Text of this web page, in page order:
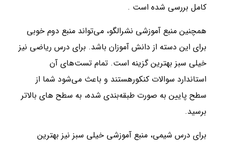
کامل بررسی شده است .
همچنین منبع آموزشی نشرالگو، می‌تواند منبع دوم خوبی
برای این دسته از دانش آموزان باشد. برای درس ریاضی نیز
خیلی سبز بهترین گزینه است. تمام تست‌های آن
استاندارد سوالات کنکورهستند و باعث می‌شود شما از
سطح پایین به صورت طبقه‌بندی شده، به سطح های بالاتر
برسید.
برای درس شیمی، منبع آموزشی خیلی سبز نیز بهترین